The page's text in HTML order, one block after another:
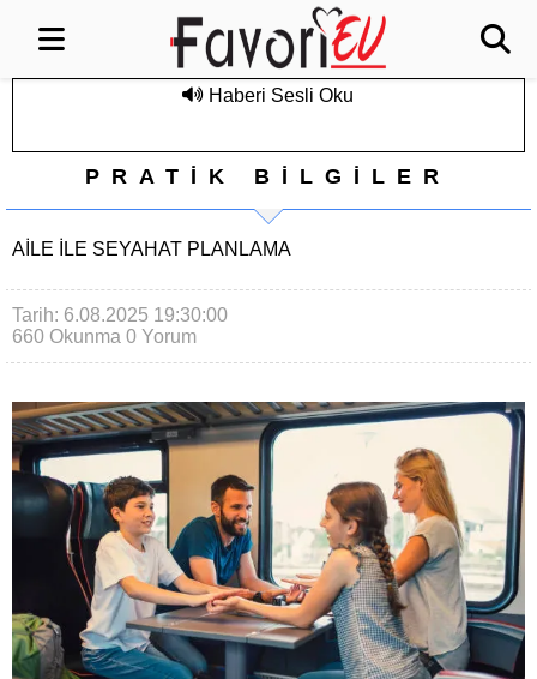
Haberi Sesli Oku
PRATİK BİLGİLER
AILE ILE SEYAHAT PLANLAMA
Tarih: 6.08.2025 19:30:00
660 Okunma 0 Yorum